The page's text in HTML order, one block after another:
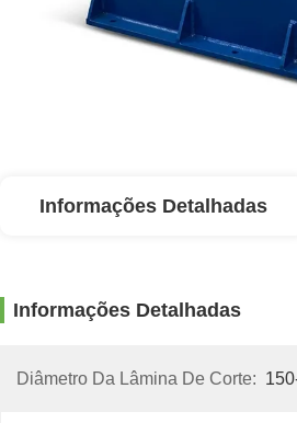
Informações Detalhadas
Informações Detalhadas
Diâmetro Da Lâmina De Corte: